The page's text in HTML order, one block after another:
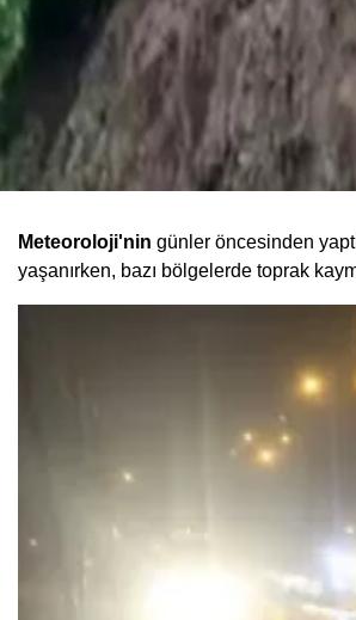
Meteoroloji'nin günler öncesinden
yaşanırken, bazı bölgelerde toprak